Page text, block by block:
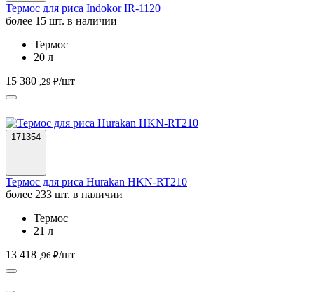
Термос для риса Indokor IR-1120
более 15 шт. в наличии
Термос
20 л
15 380 ,29 ₽/шт
171354
Термос для риса Hurakan HKN-RT210
более 233 шт. в наличии
Термос
21 л
13 418 ,96 ₽/шт